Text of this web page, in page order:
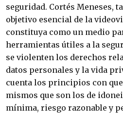
seguridad. Cortés Meneses,
objetivo esencial de la
constituya como un medio
herramientas útiles a la
se violenten los derechos
datos personales y la vida
cuenta los principios con
mismos que son los de
mínima, riesgo razonable y